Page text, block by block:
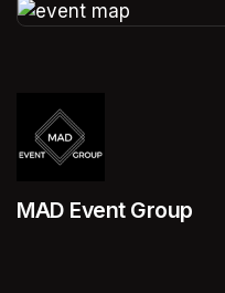
MAD Event Group